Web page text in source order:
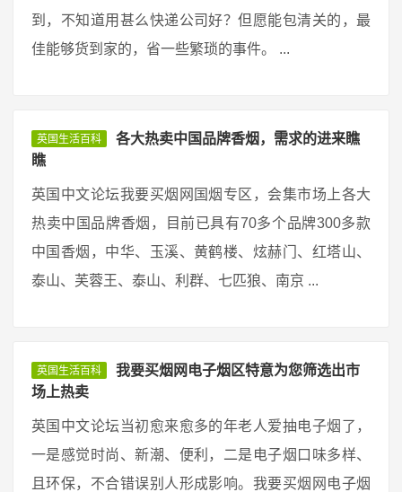
到，不知道用甚么快递公司好？但愿能包清关的，最
佳能够货到家的，省一些繁琐的事件。 ...
英国生活百科
各大热卖中国品牌香烟，需求的进来瞧
瞧
英国中文论坛我要买烟网国烟专区，会集市场上各大
热卖中国品牌香烟，目前已具有70多个品牌300多款
中国香烟，中华、玉溪、黄鹤楼、炫赫门、红塔山、
泰山、芙蓉王、泰山、利群、七匹狼、南京 ...
英国生活百科
我要买烟网电子烟区特意为您筛选出市
场上热卖
英国中文论坛当初愈来愈多的年老人爱抽电子烟了，
一是感觉时尚、新潮、便利，二是电子烟口味多样、
且环保，不合错误别人形成影响。我要买烟网电子烟